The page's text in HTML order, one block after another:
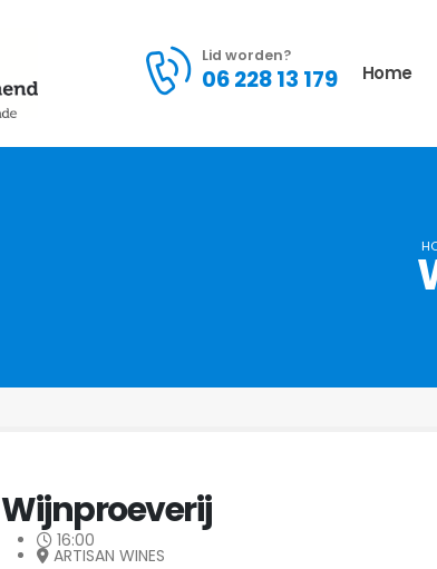
Lid worden?
06 228 13 179 Home
Wijnproeverij
16:00
ARTISAN WINES